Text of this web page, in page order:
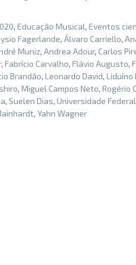
, Educação Musical, Eventos
Fagerlande, Álvaro Carriello,
Muniz, Andrea Adour, Carlos
, Fabrício Carvalho, Flávio Augusto,
Brandão, Leonardo David, Liduíno
, Miguel Campos Neto, Rogério
, Suelen Dias, Universidade Federal
, Yahn Wagner